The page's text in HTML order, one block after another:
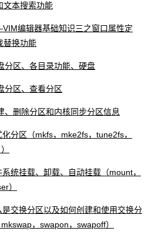
文本搜索功能
编辑器基础知识三之窗口属性定
替换功能
区、各目录功能、硬盘
区、查看分区
删除分区和内核同步分区信息
分区（mkfs，mke2fs，tune2fs，
统挂载、卸载、自动挂载（mount，
）
交换分区以及如何创建和使用交换分
，swapon，swapoff）